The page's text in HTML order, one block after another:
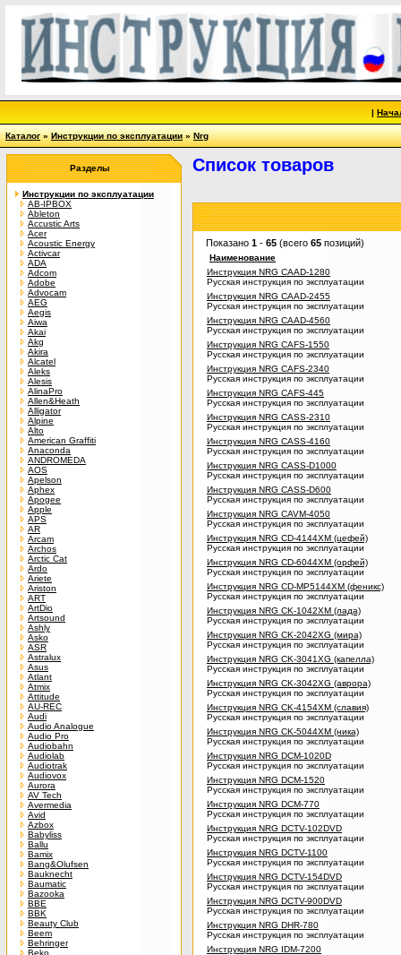
|
Каталог»Инструкции по эксплуатации»Nrg
Разделы
Инструкции по эксплуатации
AB-IPBOX
Ableton
Accustic Arts
Acer
Acoustic Energy
Activcar
ADA
Adcom
Adobe
Advocam
AEG
Aegis
Aiwa
Akai
Akg
Akira
Alcatel
Aleks
Alesis
AlinaPro
Allen&Heath
Alligator
Alpine
Alto
American Graffiti
Anaconda
ANDROMEDA
AOS
Apelson
Aphex
Apogee
Apple
APS
AR
Arcam
Archos
Arctic Cat
Ardo
Ariete
Ariston
ART
ArtDio
Artsound
Ashly
Asko
ASR
Astralux
Asus
Atlant
Atmix
Attitude
AU-REC
Audi
Audio Analogue
Audio Pro
Audiobahn
Audiolab
Audiotrak
Audiovox
Aurora
AV Tech
Avermedia
Avid
Azbox
Babyliss
Ballu
Bamix
Bang&Olufsen
Bauknecht
Baumatic
Bazooka
BBE
BBK
Beauty Club
Beem
Behringer
Beko
Список товаров
Показано 1 - 65 (всего 65 позиций)
Наименование
Инструкция NRG CAAD-1280
Русская инструкция по эксплуатации
Инструкция NRG CAAD-2455
Русская инструкция по эксплуатации
Инструкция NRG CAAD-4560
Русская инструкция по эксплуатации
Инструкция NRG CAFS-1550
Русская инструкция по эксплуатации
Инструкция NRG CAFS-2340
Русская инструкция по эксплуатации
Инструкция NRG CAFS-445
Русская инструкция по эксплуатации
Инструкция NRG CASS-2310
Русская инструкция по эксплуатации
Инструкция NRG CASS-4160
Русская инструкция по эксплуатации
Инструкция NRG CASS-D1000
Русская инструкция по эксплуатации
Инструкция NRG CASS-D600
Русская инструкция по эксплуатации
Инструкция NRG CAVM-4050
Русская инструкция по эксплуатации
Инструкция NRG CD-4144XM (цефей)
Русская инструкция по эксплуатации
Инструкция NRG CD-6044XM (орфей)
Русская инструкция по эксплуатации
Инструкция NRG CD-MP5144XM (феникс)
Русская инструкция по эксплуатации
Инструкция NRG CK-1042XM (лада)
Русская инструкция по эксплуатации
Инструкция NRG CK-2042XG (мира)
Русская инструкция по эксплуатации
Инструкция NRG CK-3041XG (капелла)
Русская инструкция по эксплуатации
Инструкция NRG CK-3042XG (аврора)
Русская инструкция по эксплуатации
Инструкция NRG CK-4154XM (славия)
Русская инструкция по эксплуатации
Инструкция NRG CK-5044XM (ника)
Русская инструкция по эксплуатации
Инструкция NRG DCM-1020D
Русская инструкция по эксплуатации
Инструкция NRG DCM-1520
Русская инструкция по эксплуатации
Инструкция NRG DCM-770
Русская инструкция по эксплуатации
Инструкция NRG DCTV-102DVD
Русская инструкция по эксплуатации
Инструкция NRG DCTV-1100
Русская инструкция по эксплуатации
Инструкция NRG DCTV-154DVD
Русская инструкция по эксплуатации
Инструкция NRG DCTV-900DVD
Русская инструкция по эксплуатации
Инструкция NRG DHR-780
Русская инструкция по эксплуатации
Инструкция NRG IDM-7200